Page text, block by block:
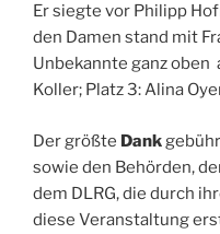
Er siegte vor Philipp
den Damen stand mit
Unbekannte ganz oben
Koller; Platz 3: Alina
Der größte Dank
sowie den Behörden,
dem DLRG, die durch
diese Veranstaltung